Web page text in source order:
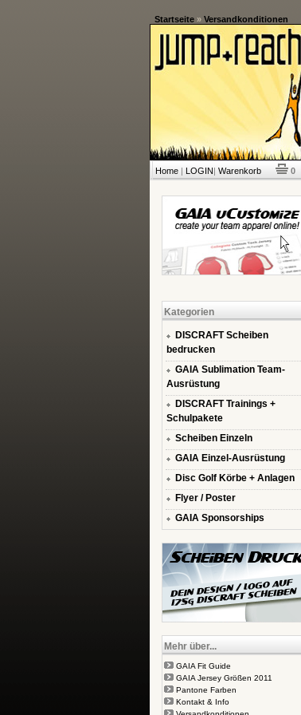
Startseite» Versandkonditionen
Home| LOGIN| Warenkorb 0
Kategorien
DISCRAFT Scheiben
bedrucken
GAIA Sublimation Team-
Ausrüstung
DISCRAFT Trainings +
Schulpakete
Scheiben Einzeln
GAIA Einzel-Ausrüstung
Disc Golf Körbe + Anlagen
Flyer / Poster
GAIA Sponsorships
Mehr über...
GAIA Fit Guide
GAIA Jersey Größen 2011
Pantone Farben
Kontakt & Info